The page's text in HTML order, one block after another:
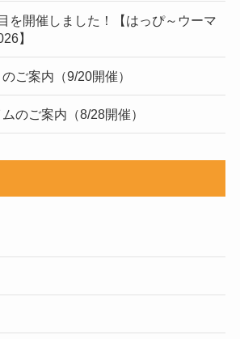
を開催しました！【はっぴ～ウーマ
】
ご案内（9/20開催）
のご案内（8/28開催）